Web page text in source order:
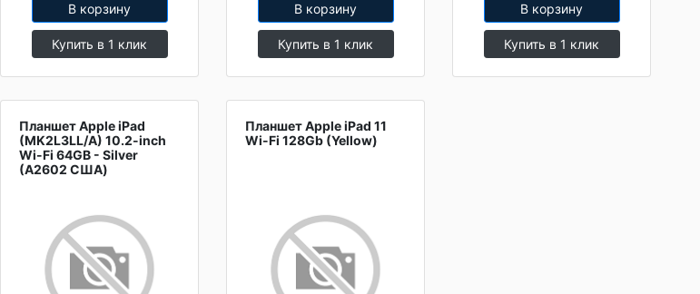
В корзину
Купить в 1 клик
В корзину
Купить в 1 клик
В корзину
Купить в 1 клик
Планшет Apple iPad
(MK2L3LL/A) 10.2-inch
Wi-Fi 64GB - Silver
(A2602 США)
Планшет Apple iPad 11
Wi-Fi 128Gb (Yellow)